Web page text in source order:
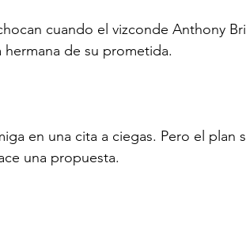
cuando el vizconde Anthony
hermana de su prometida.
en una cita a ciegas. Pero el plan
una propuesta.